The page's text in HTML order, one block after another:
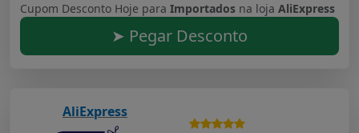
Cupom Desconto Hoje para Importados na loja AliExpress
➤ Pegar Desconto
AliExpress